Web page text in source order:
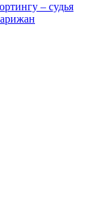
– судья